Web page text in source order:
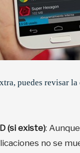
puedes revisar
(si existe):
no se